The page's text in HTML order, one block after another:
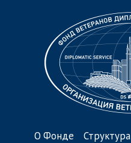
О Фонде Структура